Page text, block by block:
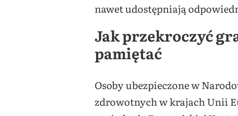
nawet udostępniają
Jak przekroczyć
pamiętać
Osoby ubezpieczone w
zdrowotnych w krajach Unii